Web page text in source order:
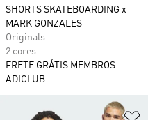
SHORTS SKATEBOARDING x
MARK GONZALES
Originals
2 cores
FRETE GRÁTIS MEMBROS
ADICLUB